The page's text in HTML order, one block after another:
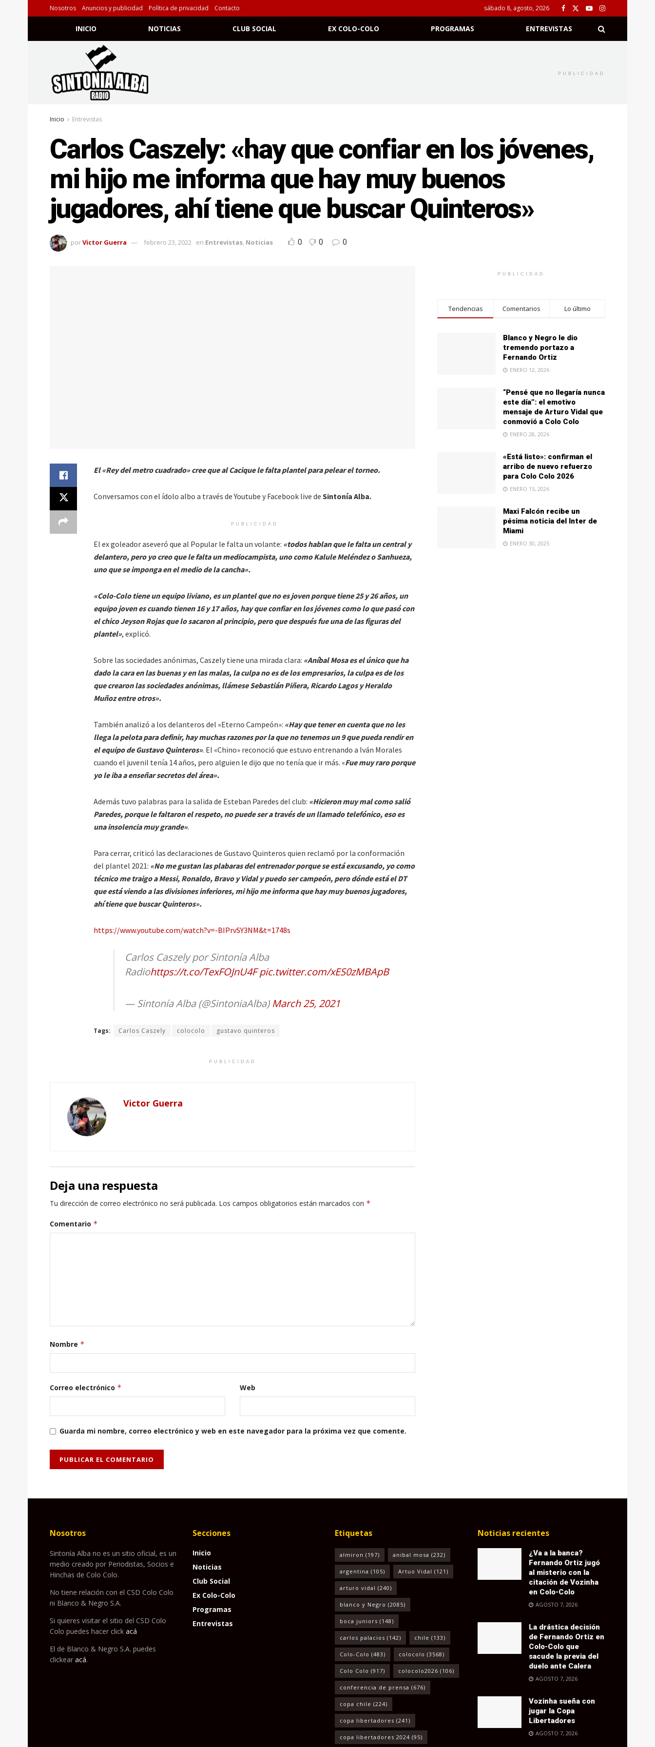
Nosotros Anuncios y publicidad Política de privacidad Contacto sábado 8, agosto, 2026
INICIO NOTICIAS CLUB SOCIAL EX COLO-COLO PROGRAMAS ENTREVISTAS
PUBLICIDAD
Inicio Entrevistas
Carlos Caszely: «hay que confiar en los jóvenes,
mi hijo me informa que hay muy buenos
jugadores, ahí tiene que buscar Quinteros»
porVictor Guerra febrero 23, 2022 en Entrevistas, Noticias 0 0 0
El «Rey del metro cuadrado» cree que al Cacique le falta plantel para pelear el torneo.
Conversamos con el ídolo albo a través de Youtube y Facebook live de Sintonía Alba.
PUBLICIDAD
El ex goleador aseveró que al Popular le falta un volante: «todos hablan que le falta un central y
delantero, pero yo creo que le falta un mediocampista, uno como Kalule Meléndez o Sanhueza,
uno que se imponga en el medio de la cancha».
«Colo-Colo tiene un equipo liviano, es un plantel que no es joven porque tiene 25 y 26 años, un
equipo joven es cuando tienen 16 y 17 años, hay que confiar en los jóvenes como lo que pasó con
el chico Jeyson Rojas que lo sacaron al principio, pero que después fue una de las figuras del
plantel», explicó.
Sobre las sociedades anónimas, Caszely tiene una mirada clara: «Aníbal Mosa es el único que ha
dado la cara en las buenas y en las malas, la culpa no es de los empresarios, la culpa es de los
que crearon las sociedades anónimas, llámese Sebastián Piñera, Ricardo Lagos y Heraldo
Muñoz entre otros».
También analizó a los delanteros del «Eterno Campeón»: «Hay que tener en cuenta que no les
llega la pelota para definir, hay muchas razones por la que no tenemos un 9 que pueda rendir en
el equipo de Gustavo Quinteros». El «Chino» reconoció que estuvo entrenando a Iván Morales
cuando el juvenil tenía 14 años, pero alguien le dijo que no tenía que ir más. «Fue muy raro porque
yo le iba a enseñar secretos del área».
Además tuvo palabras para la salida de Esteban Paredes del club: «Hicieron muy mal como salió
Paredes, porque le faltaron el respeto, no puede ser a través de un llamado telefónico, eso es
una insolencia muy grande».
Para cerrar, criticó las declaraciones de Gustavo Quinteros quien reclamó por la conformación
del plantel 2021: «No me gustan las plabaras del entrenador porque se está excusando, yo como
técnico me traigo a Messi, Ronaldo, Bravo y Vidal y puedo ser campeón, pero dónde está el DT
que está viendo a las divisiones inferiores, mi hijo me informa que hay muy buenos jugadores,
ahí tiene que buscar Quinteros».
https://www.youtube.com/watch?v=-BIPrvSY3NM&t=1748s
Carlos Caszely por Sintonía Alba
Radiohttps://t.co/TexFOJnU4F pic.twitter.com/xES0zMBApB
— Sintonía Alba (@SintoniaAlba) March 25, 2021
Tags: Carlos Caszely colocolo gustavo quinteros
PUBLICIDAD
Victor Guerra
Deja una respuesta
Tu dirección de correo electrónico no será publicada. Los campos obligatorios están marcados con *
Comentario *
Nombre *
Correo electrónico * Web
Guarda mi nombre, correo electrónico y web en este navegador para la próxima vez que comente.
PUBLICIDAD
Tendencias Comentarios Lo último
Blanco y Negro le dio
tremendo portazo a
Fernando Ortiz
ENERO 12, 2026
“Pensé que no llegaría nunca
este día”: el emotivo
mensaje de Arturo Vidal que
conmovió a Colo Colo
ENERO 28, 2026
«Está listo»: confirman el
arribo de nuevo refuerzo
para Colo Colo 2026
ENERO 15, 2026
Maxi Falcón recibe un
pésima noticia del Inter de
Miami
ENERO 30, 2025
Nosotros
Sintonía Alba no es un sitio oficial, es un
medio creado por Periodistas, Socios e
Hinchas de Colo Colo.
No tiene relación con el CSD Colo Colo
ni Blanco & Negro S.A.
Si quieres visitar el sitio del CSD Colo
Colo puedes hacer click acá
El de Blanco & Negro S.A. puedes
clickear acá.
Secciones
Inicio
Noticias
Club Social
Ex Colo-Colo
Programas
Entrevistas
Etiquetas
almiron (197) anibal mosa (232)
argentina (105) Artuo Vidal (121)
arturo vidal (240)
blanco y Negro (2085)
boca juniors (148)
carlos palacios (142) chile (133)
Colo-Colo (483) colocolo (3568)
Colo Colo (917) colocolo2026 (106)
conferencia de prensa (676)
copa chile (224)
copa libertadores (241)
copa libertadores 2024 (95)
Noticias recientes
¿Va a la banca?
Fernando Ortiz jugó
al misterio con la
citación de Vozinha
en Colo-Colo
AGOSTO 7, 2026
La drástica decisión
de Fernando Ortiz en
Colo-Colo que
sacude la previa del
duelo ante Calera
AGOSTO 7, 2026
Vozinha sueña con
jugar la Copa
Libertadores
AGOSTO 7, 2026